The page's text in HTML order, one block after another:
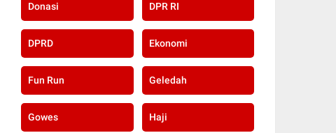
Donasi DPR RI
DPRD Ekonomi
Fun Run Geledah
Gowes Haji